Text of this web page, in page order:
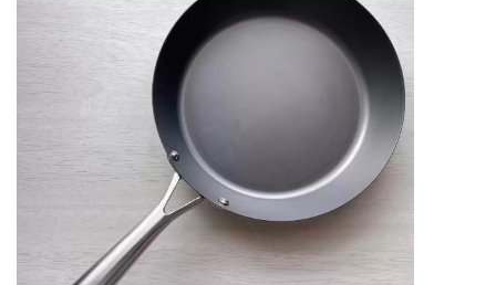
テフロンは本当に加工が剥がれるのが早いし…
捨て時も迷ったり笑
でも便利なのでどっちも併用していこうと思い
ます☺️✨
⁡
鉄フライパンは使い込むほどに油が馴染んでい
き成長していき、一生ものなので
大事に育てていこうと思います☺️💓